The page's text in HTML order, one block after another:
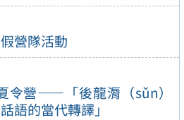
營隊活動
令營——「後龍漘（sǔn）
語的當代轉譯」